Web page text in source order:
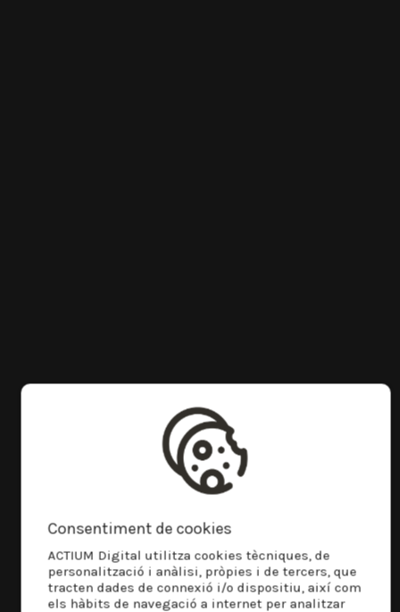
Consentiment de cookies
ACTIUM Digital utilitza cookies tècniques, de
personalització i anàlisi, pròpies i de tercers, que
tracten dades de connexió i/o dispositiu, així com
els hàbits de navegació a internet per analitzar